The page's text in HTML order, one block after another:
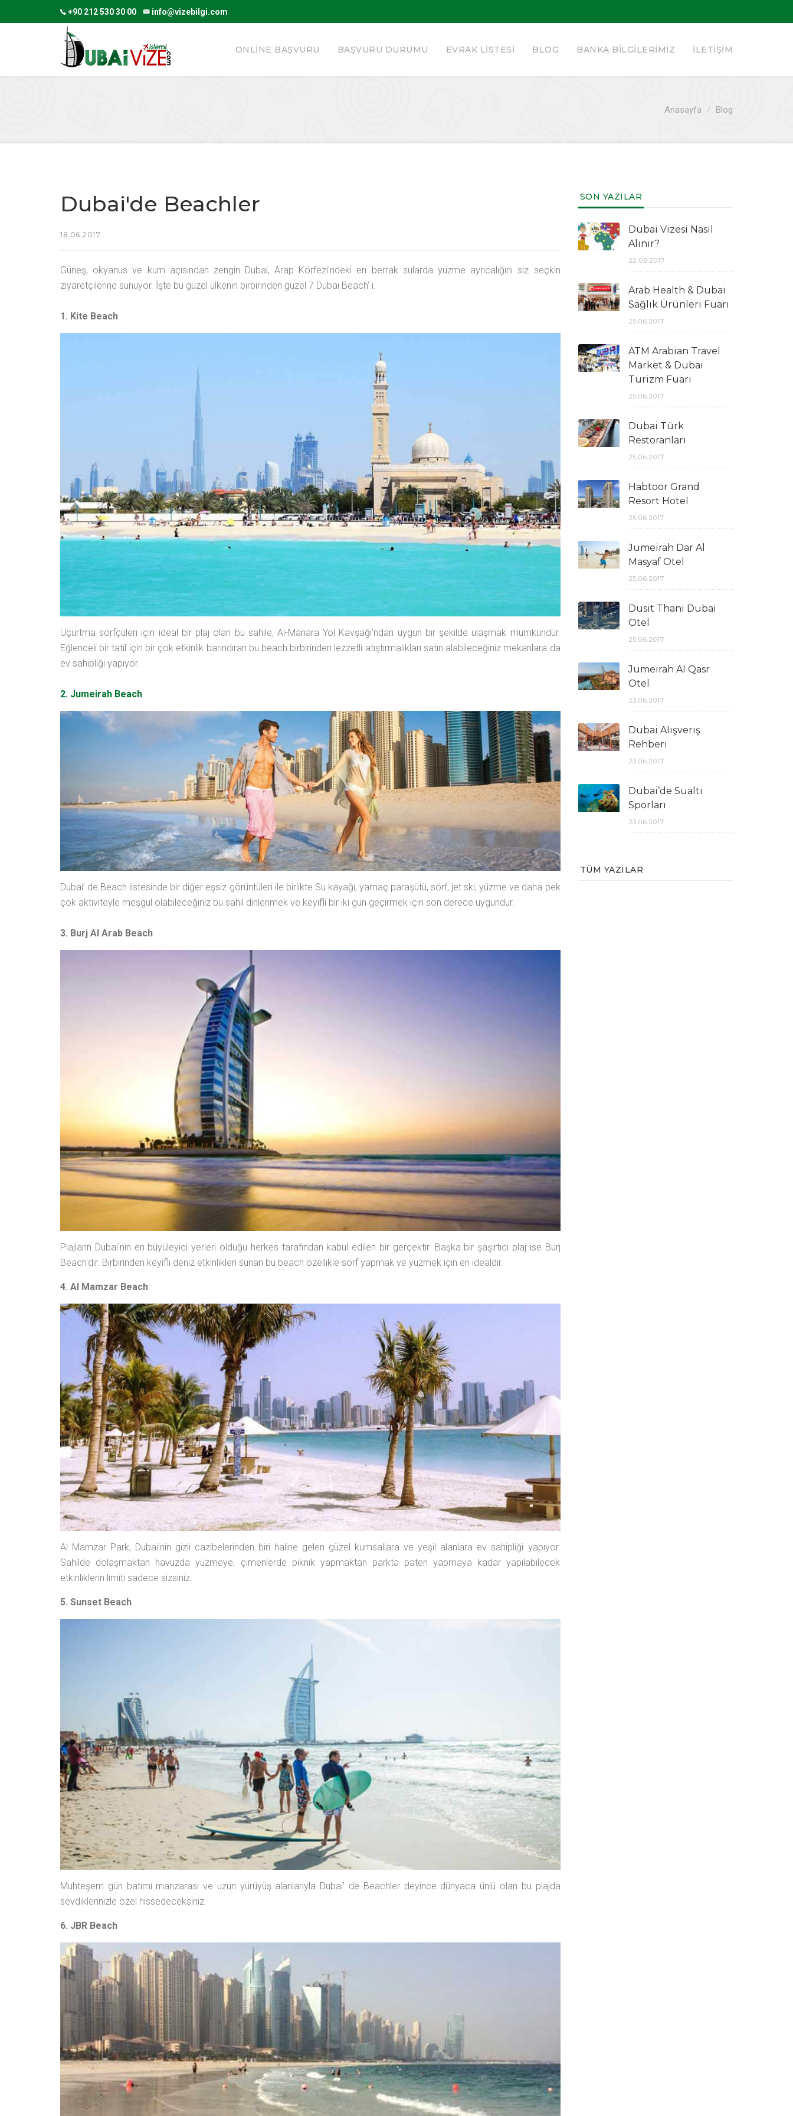
+90 212 530 30 00 info@vizebilgi.com
ONLINE BAŞVURU BAŞVURU DURUMU EVRAK LISTESI BLOG BANKA BILGILERIMIZ İLETIŞIM
Anasayfa / Blog
Dubai'de Beachler
18.06.2017
Güneş, okyanus ve kum açısından zengin Dubai, Arap Körfezi'ndeki en berrak sularda yüzme ayrıcalığını siz seçkin
ziyaretçilerine sunuyor. İşte bu güzel ülkenin birbirinden güzel 7 Dubai Beach' i.
1. Kite Beach
Uçurtma sörfçüleri için ideal bir plaj olan bu sahile, Al-Manara Yol Kavşağı'ndan uygun bir şekilde ulaşmak mümkündür.
Eğlenceli bir tatil için bir çok etkinlik barındıran bu beach birbirinden lezzetli atıştırmalıkları satın alabileceğiniz mekanlara da
ev sahipliği yapıyor.
2. Jumeirah Beach
Dubai’ de Beach listesinde bir diğer eşsiz görüntüleri ile birlikte Su kayağı, yamaç paraşütü, sörf, jet ski, yüzme ve daha pek
çok aktiviteyle meşgul olabileceğiniz bu sahil dinlenmek ve keyifli bir iki gün geçirmek için son derece uygundur.
3. Burj Al Arab Beach
Plajların Dubai'nin en büyüleyici yerleri olduğu herkes tarafından kabul edilen bir gerçektir. Başka bir şaşırtıcı plaj ise Burj
Beach'dir. Birbirinden keyifli deniz etkinlikleri sunan bu beach özellikle sörf yapmak ve yüzmek için en idealdir.
4. Al Mamzar Beach
Al Mamzar Park, Dubai'nin gizli cazibelerinden biri haline gelen güzel kumsallara ve yeşil alanlara ev sahipliği yapıyor.
Sahilde dolaşmaktan havuzda yüzmeye, çimenlerde piknik yapmaktan parkta paten yapmaya kadar yapılabilecek
etkinliklerin limiti sadece sizsiniz.
5. Sunset Beach
Muhteşem gün batımı manzarası ve uzun yürüyüş alanlarıyla Dubai’ de Beachler deyince dünyaca ünlü olan bu plajda
sevdiklerinizle özel hissedeceksiniz.
6. JBR Beach
SON YAZILAR
Dubai Vizesi Nasıl
Alınır?
22.08.2017
Arab Health & Dubai
Sağlık Ürünleri Fuarı
25.06.2017
ATM Arabian Travel
Market & Dubai
Turizm Fuarı
25.06.2017
Dubai Türk
Restoranları
25.06.2017
Habtoor Grand
Resort Hotel
25.06.2017
Jumeirah Dar Al
Masyaf Otel
25.06.2017
Dusit Thani Dubai
Otel
25.06.2017
Jumeirah Al Qasr
Otel
23.06.2017
Dubai Alışveriş
Rehberi
23.06.2017
Dubai’de Sualtı
Sporları
23.06.2017
TÜM YAZILAR